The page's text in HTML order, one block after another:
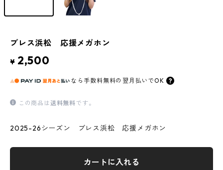
ブレス浜松 応援メガホン
¥ 2,500
なら 手数料無料の 翌月払いでOK
この商品は送料無料です。
2025-26シーズン ブレス浜松 応援メガホン
カートに入れる